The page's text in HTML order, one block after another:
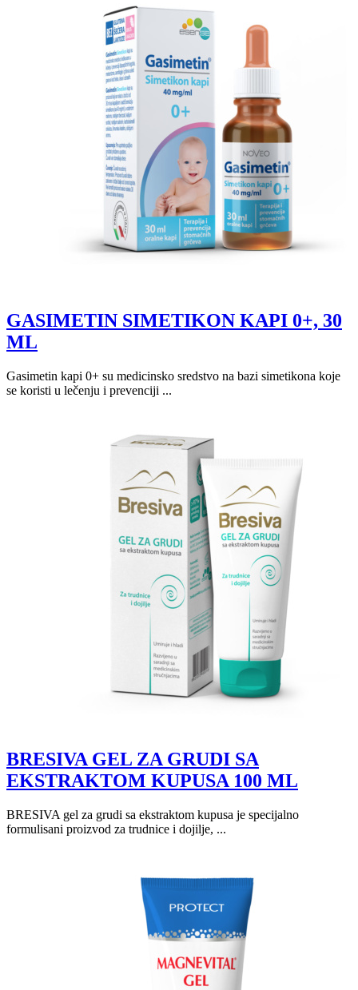
GASIMETIN SIMETIKON KAPI 0+, 30
ML
Gasimetin kapi 0+ su medicinsko sredstvo na bazi simetikona koje
se koristi u lečenju i prevenciji ...
BRESIVA GEL ZA GRUDI SA
EKSTRAKTOM KUPUSA 100 ML
BRESIVA gel za grudi sa ekstraktom kupusa je specijalno
formulisani proizvod za trudnice i dojilje, ...